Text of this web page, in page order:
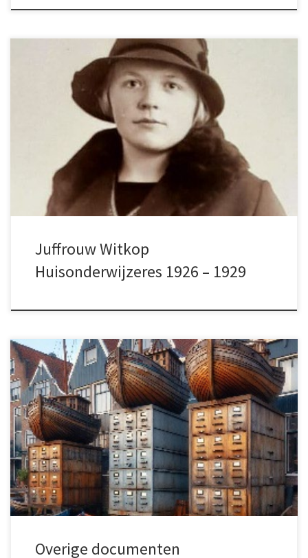
Juffrouw Witkop de liefste juf die ik heb gehad.
Juffrouw Witkop
Huisonderwijzeres 1926 – 1929
Uitgebreide verzameling documenten,
pagina's en verwijzingen, gerelateerd aan
Smitschokland.
Overige documenten